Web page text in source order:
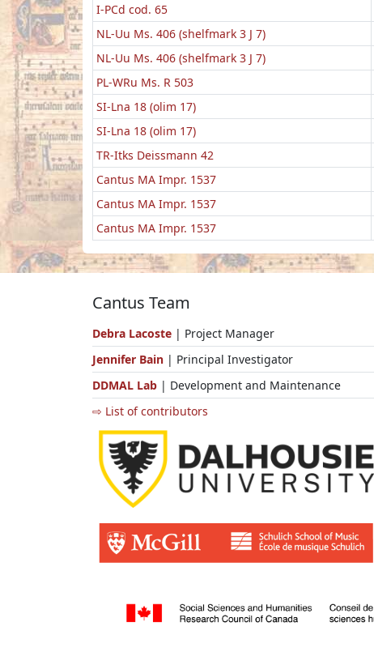
I-PCd cod. 65
NL-Uu Ms. 406 (shelfmark 3 J 7)
NL-Uu Ms. 406 (shelfmark 3 J 7)
PL-WRu Ms. R 503
SI-Lna 18 (olim 17)
SI-Lna 18 (olim 17)
TR-Itks Deissmann 42
Cantus MA Impr. 1537
Cantus MA Impr. 1537
Cantus MA Impr. 1537
Cantus Team
Debra Lacoste | Project Manager
Jennifer Bain | Principal Investigator
DDMAL Lab | Development and Maintenance
⇨ List of contributors